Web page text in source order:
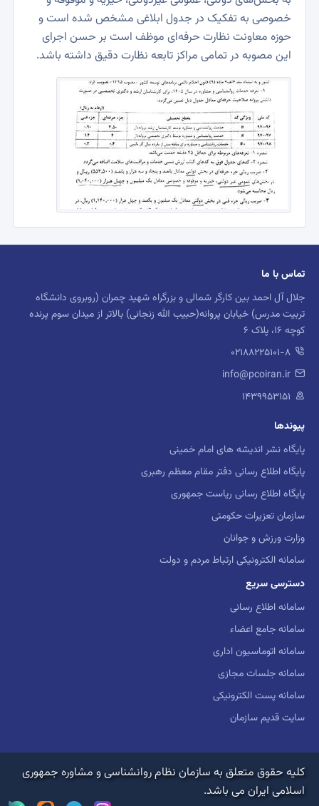
خصوصی به تفکیک در جدول ابلاغی مشخص شده است و
حوزه معاونت نظارت حرفه‌ای موظف است بر حسن اجرای
این مصوبه در تمامی مراکز تابعه نظارت دقیق داشته باشد.
تماس با ما
جلال آل احمد بین کارگر شمالی و بزرگراه شهید چمران (روبروی دانشگاه
تربیت مدرس) خیابان پروانه(حبیب الله زنجانی) بالاتر از میدان سوم پرنده
کوچه 16، پلاک 6
02188225101-8
info@pcoiran.ir
۱۴۳۹۹۵۳۱۵۱
پیوندها
پایگاه نشر اندیشه های امام خمینی
پایگاه اطلاع رسانی دفتر مقام معظم رهبری
پایگاه اطلاع رسانی ریاست جمهوری
سازمان تعزیرات حکومتی
وزارت ورزش و جوانان
سامانه الکترونیکی ارتباط مردم و دولت
دسترسی سریع
سامانه اطلاع رسانی
سامانه جامع اعضاء
سامانه اتوماسیون اداری
سامانه جلسات مجازی
سامانه پست الکترونیکی
سایت قدیم سازمان
کلیه حقوق متعلق به سازمان نظام روانشناسی و مشاوره جمهوری
اسلامی ایران می باشد.